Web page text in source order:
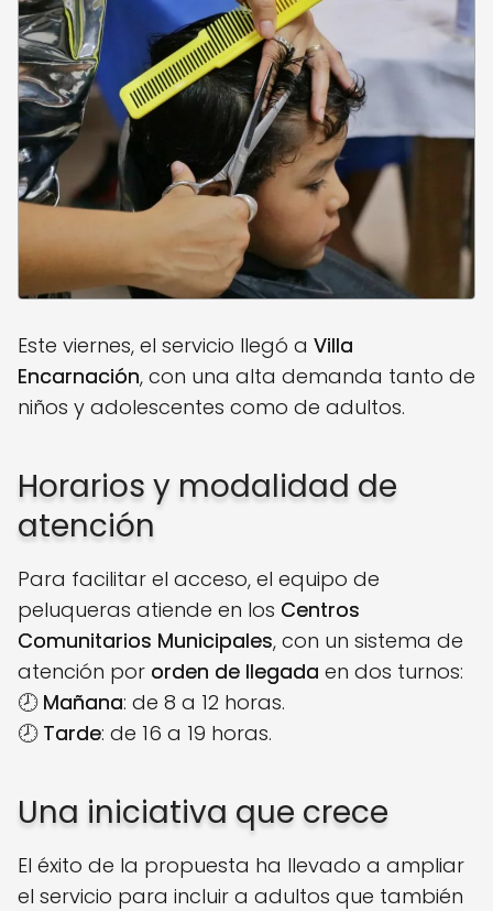
Este viernes, el servicio llegó a Villa
Encarnación, con una alta demanda tanto de
niños y adolescentes como de adultos.
Horarios y modalidad de
atención
Para facilitar el acceso, el equipo de
peluqueras atiende en los Centros
Comunitarios Municipales, con un sistema de
atención por orden de llegada en dos turnos:
🕗 Mañana: de 8 a 12 horas.
🕗 Tarde: de 16 a 19 horas.
Una iniciativa que crece
El éxito de la propuesta ha llevado a ampliar
el servicio para incluir a adultos que también